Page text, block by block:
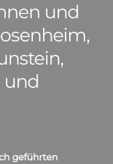
und
und
geführten